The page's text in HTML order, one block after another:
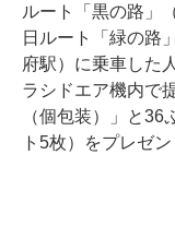
ルート「黒の路」
日ルート「緑の路
府駅）に乗車した
ラシドエア機内で
（個包装）」と
ト5枚）をプレゼン